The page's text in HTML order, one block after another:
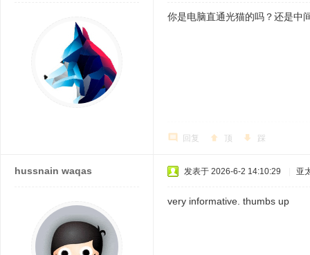
你是电脑直通光猫的吗？还是中
回复 顶 踩
hussnain waqas 发表于 2026-6-2 14:10:29 亚
very informative. thumbs up